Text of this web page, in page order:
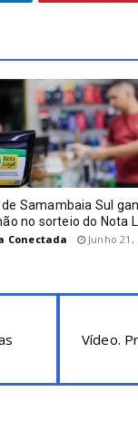
Samambaia Sul
no sorteio do Nota
Conectada
Junho 21,
Vídeo.